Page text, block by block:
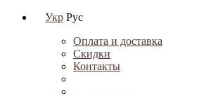
Укр Рус
Оплата и доставка
Скидки
Контакты